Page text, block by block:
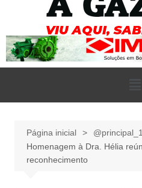
Página inicial
@principal_1
Homenagem à Dra. Hélia
reconhecimento